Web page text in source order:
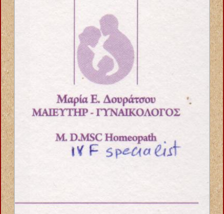
ΑΝΑΠΗΡΙΚΑ ΟΡΘΟΠΕΔΙΚΑ ΕΙΔΗ ΙΩΑΝΝΙΝΑ ΚΑΡΒΟΥΝΗΣ